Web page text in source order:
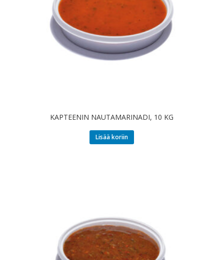
KAPTEENIN NAUTAMARINADI, 10 KG
Lisää koriin